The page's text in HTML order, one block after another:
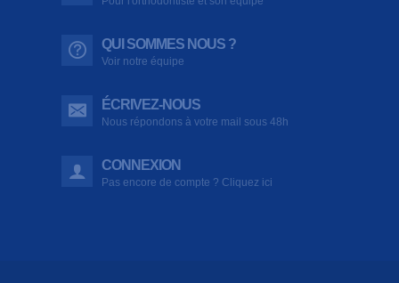
QUI SOMMES NOUS ?
Voir notre équipe
ÉCRIVEZ-NOUS
Nous répondons à votre mail sous 48h
CONNEXION
Pas encore de compte ? Cliquez ici